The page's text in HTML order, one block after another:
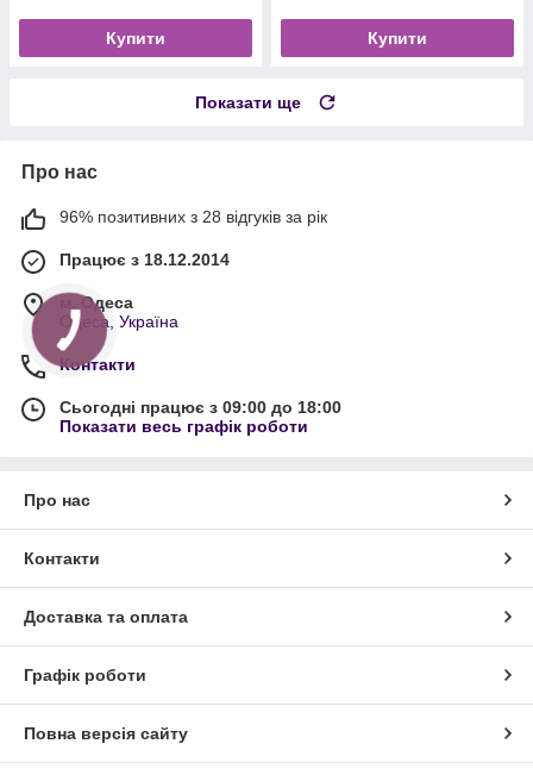
Купити Купити
Показати ще
Про нас
96% позитивних з 28 відгуків за рік
Працює з 18.12.2014
м. Одеса
Одеса, Україна
Контакти
Сьогодні працює з 09:00 до 18:00
Показати весь графік роботи
Про нас
Контакти
Доставка та оплата
Графік роботи
Повна версія сайту